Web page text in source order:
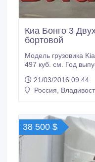
Киа Бонго 3
бортовой
Модель грузовика
497 куб. см. Год
кг. Тип Бортовой
Трансмиссия
21/03/2016 09:44
Россия,
38 500 $